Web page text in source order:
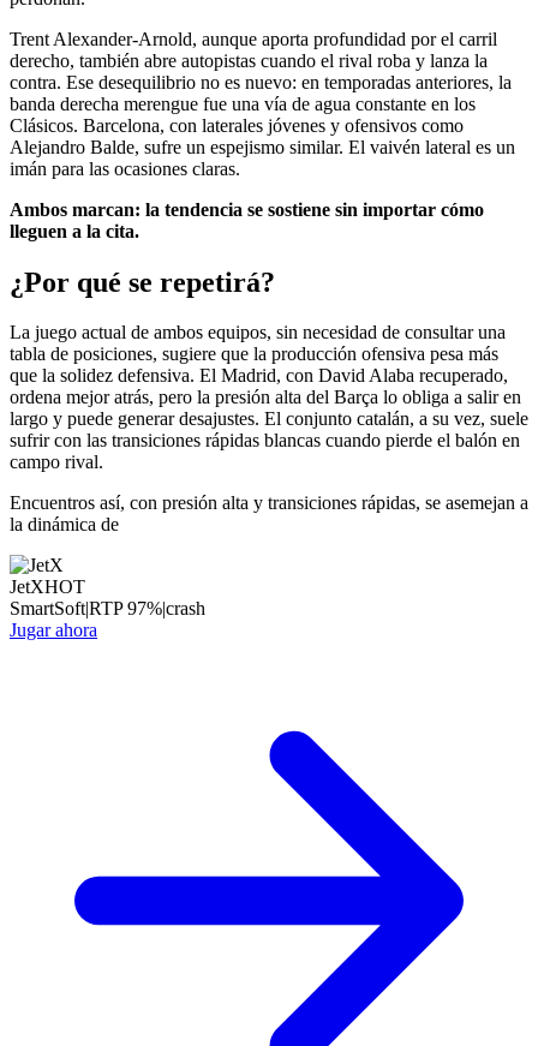
Trent Alexander-Arnold, aunque aporta profundidad por el carril
derecho, también abre autopistas cuando el rival roba y lanza la
contra. Ese desequilibrio no es nuevo: en temporadas anteriores, la
banda derecha merengue fue una vía de agua constante en los
Clásicos. Barcelona, con laterales jóvenes y ofensivos como
Alejandro Balde, sufre un espejismo similar. El vaivén lateral es un
imán para las ocasiones claras.
Ambos marcan: la tendencia se sostiene sin importar cómo
lleguen a la cita.
¿Por qué se repetirá?
La juego actual de ambos equipos, sin necesidad de consultar una
tabla de posiciones, sugiere que la producción ofensiva pesa más
que la solidez defensiva. El Madrid, con David Alaba recuperado,
ordena mejor atrás, pero la presión alta del Barça lo obliga a salir en
largo y puede generar desajustes. El conjunto catalán, a su vez, suele
sufrir con las transiciones rápidas blancas cuando pierde el balón en
campo rival.
Encuentros así, con presión alta y transiciones rápidas, se asemejan a
la dinámica de
JetXHOT
SmartSoft|RTP97%|crash
Jugar ahora